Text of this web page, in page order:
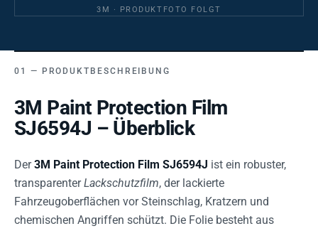
3M · PRODUKTFOTO FOLGT
PRODUKTBESCHREIBUNG
3M Paint Protection Film
SJ6594J – Überblick
Der3M Paint Protection Film SJ6594J ist ein robuster,
transparenterLackschutzfilm, der lackierte
Fahrzeugoberflächen vor Steinschlag, Kratzern und
chemischen Angriffen schützt. Die Folie besteht aus